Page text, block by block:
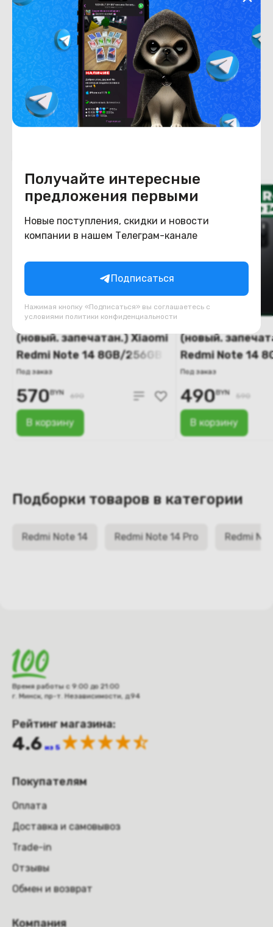
Получайте интересные
предложения первыми
Новые поступления, скидки и новости
компании в нашем Телеграм-канале
Подписаться
Нажимая кнопку «Подписаться» вы соглашаетесь с
условиями политики конфиденциальности
Емкость накопителя 256
Конструкция
Цвет зеленый
(новый. запечатан.) Xiaomi
Redmi Note 14 8GB/256GB
(золотой)
Под заказ
В корзину
570BYN 690
(новый.
Redmi Note 14
(черный)
Под заказ
В корзину
490BYN 590
Подборки товаров в категории
Redmi Note 14 Redmi Note 14 Pro Redmi
Время работы с 9:00 до 21:00
г. Минск, пр-т. Независимости, д.94
Рейтинг магазина:
4.6 из 5
Покупателям
Оплата
Доставка и самовывоз
Trade-in
Отзывы
Обмен и возврат
Компания